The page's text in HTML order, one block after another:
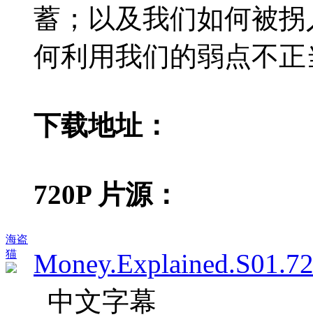
海盗
猫
蓄；以及我们如何被
何利用我们的弱点不
下载地址：
720P 片源：
中文字幕